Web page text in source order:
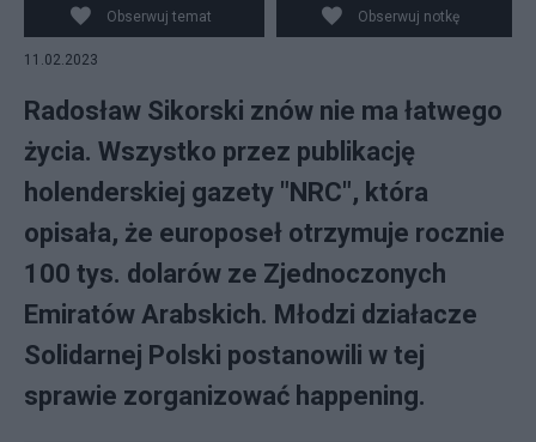
PAP/Andrzej Lange, Twitter/@SolidarnaPL
Obserwuj temat Obserwuj notkę
11.02.2023
Radosław Sikorski znów nie ma łatwego
życia. Wszystko przez publikację
holenderskiej gazety "NRC", która
opisała, że europoseł otrzymuje rocznie
100 tys. dolarów ze Zjednoczonych
Emiratów Arabskich. Młodzi działacze
Solidarnej Polski postanowili w tej
sprawie zorganizować happening.